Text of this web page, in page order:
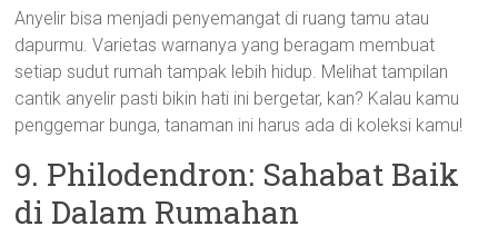
Anyelir bisa menjadi penyemangat di ruang tamu atau
dapurmu. Varietas warnanya yang beragam membuat
setiap sudut rumah tampak lebih hidup. Melihat tampilan
cantik anyelir pasti bikin hati ini bergetar, kan? Kalau kamu
penggemar bunga, tanaman ini harus ada di koleksi kamu!
9. Philodendron: Sahabat Baik
di Dalam Rumahan